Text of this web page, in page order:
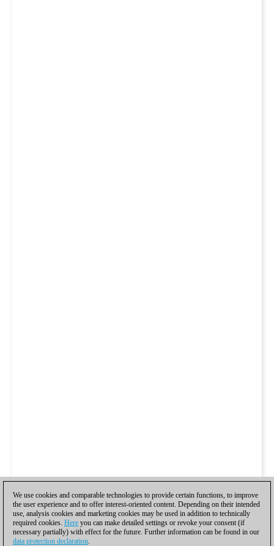
We use cookies and comparable technologies to provide certain functions, to improve
the user experience and to offer interest-oriented content. Depending on their intended
use, analysis cookies and marketing cookies may be used in addition to technically
required cookies. Here you can make detailed settings or revoke your consent (if
necessary partially) with effect for the future. Further information can be found in our
data protection declaration.